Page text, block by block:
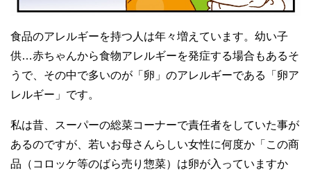
食品のアレルギーを持つ人は年々増えています。幼い子
供…赤ちゃんから食物アレルギーを発症する場合もあるそ
うで、その中で多いのが「卵」のアレルギーである「卵ア
レルギー」です。
私は昔、スーパーの総菜コーナーで責任者をしていた事が
あるのですが、若いお母さんらしい女性に何度か「この商
品（コロッケ等のばら売り惣菜）は卵が入っていますか